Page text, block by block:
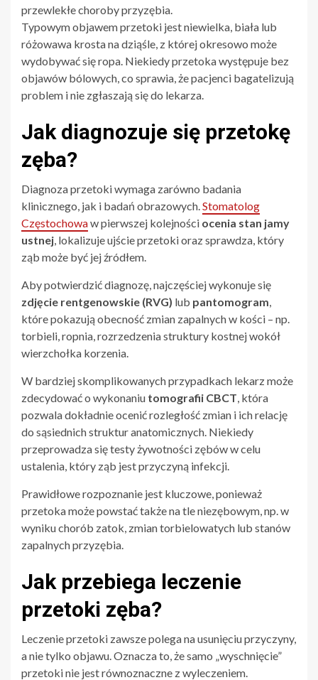
przewlekłe choroby przyzębia.
Typowym objawem przetoki jest niewielka, biała lub
różowawa krosta na dziąśle, z której okresowo może
wydobywać się ropa. Niekiedy przetoka występuje bez
objawów bólowych, co sprawia, że pacjenci bagatelizują
problem i nie zgłaszają się do lekarza.
Jak diagnozuje się przetokę
zęba?
Diagnoza przetoki wymaga zarówno badania
klinicznego, jak i badań obrazowych.Stomatolog
Częstochowaw pierwszej kolejności ocenia stan jamy
ustnej, lokalizuje ujście przetoki oraz sprawdza, który
ząb może być jej źródłem.
Aby potwierdzić diagnozę, najczęściej wykonuje się
zdjęcie rentgenowskie (RVG) lub pantomogram,
które pokazują obecność zmian zapalnych w kości – np.
torbieli, ropnia, rozrzedzenia struktury kostnej wokół
wierzchołka korzenia.
W bardziej skomplikowanych przypadkach lekarz może
zdecydować o wykonaniu tomografii CBCT, która
pozwala dokładnie ocenić rozległość zmian i ich relację
do sąsiednich struktur anatomicznych. Niekiedy
przeprowadza się testy żywotności zębów w celu
ustalenia, który ząb jest przyczyną infekcji.
Prawidłowe rozpoznanie jest kluczowe, ponieważ
przetoka może powstać także na tle niezębowym, np. w
wyniku chorób zatok, zmian torbielowatych lub stanów
zapalnych przyzębia.
Jak przebiega leczenie
przetoki zęba?
Leczenie przetoki zawsze polega na usunięciu przyczyny,
a nie tylko objawu. Oznacza to, że samo „wyschnięcie”
przetoki nie jest równoznaczne z wyleczeniem.